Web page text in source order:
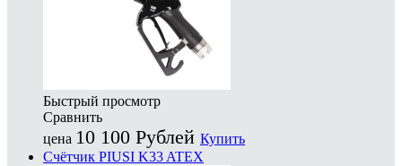
Быстрый просмотр
Сравнить
цена 10 100 Рублей Купить
Счётчик PIUSI K33 ATEX